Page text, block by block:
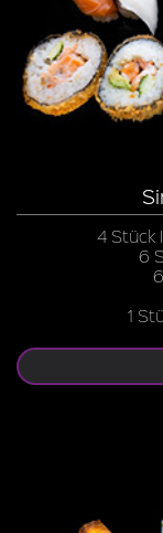
4 Stück
6
1